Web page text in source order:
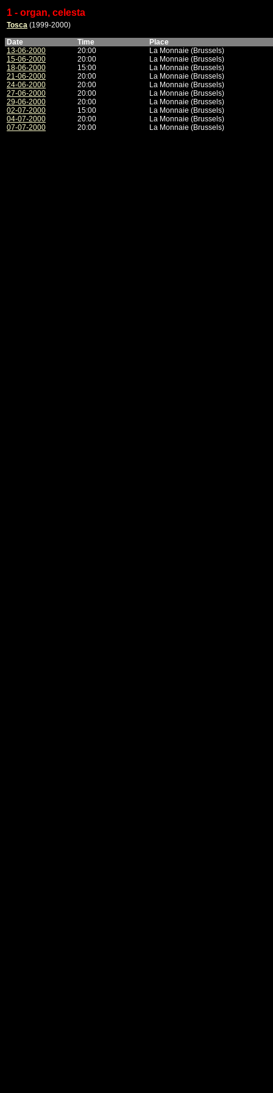
1 - organ, celesta
Tosca (1999-2000)
Date
Time
Place
13-06-2000
20:00
La Monnaie (Brussels)
15-06-2000
20:00
La Monnaie (Brussels)
18-06-2000
15:00
La Monnaie (Brussels)
21-06-2000
20:00
La Monnaie (Brussels)
24-06-2000
20:00
La Monnaie (Brussels)
27-06-2000
20:00
La Monnaie (Brussels)
29-06-2000
20:00
La Monnaie (Brussels)
02-07-2000
15:00
La Monnaie (Brussels)
04-07-2000
20:00
La Monnaie (Brussels)
07-07-2000
20:00 La Monnaie (Brussels)